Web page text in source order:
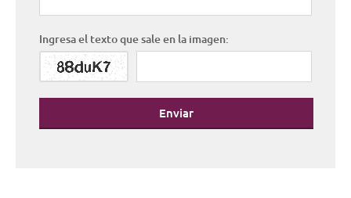
Ingresa el texto que sale en la imagen:
Enviar